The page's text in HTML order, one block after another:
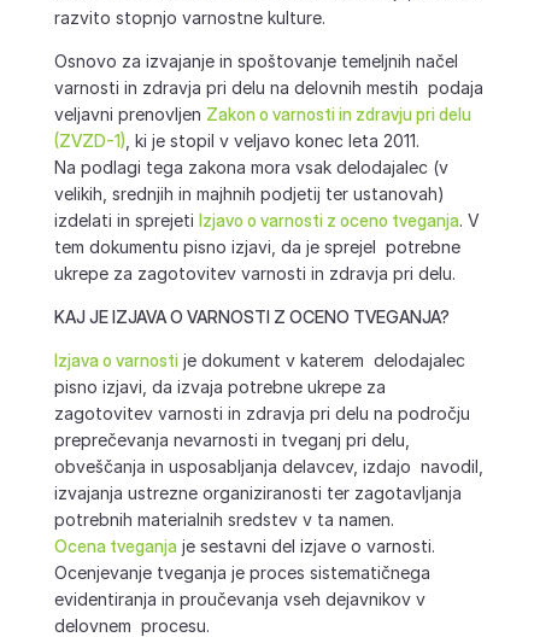
razvito stopnjo varnostne kulture.
Osnovo za izvajanje in spoštovanje temeljnih načel
varnosti in zdravja pri delu na delovnih mestih podaja
veljavni prenovljen Zakon o varnosti in zdravju pri delu
(ZVZD-1), ki je stopil v veljavo konec leta 2011.
Na podlagi tega zakona mora vsak delodajalec (v
velikih, srednjih in majhnih podjetij ter ustanovah)
izdelati in sprejeti Izjavo o varnosti z oceno tveganja. V
tem dokumentu pisno izjavi, da je sprejel potrebne
ukrepe za zagotovitev varnosti in zdravja pri delu.
KAJ JE IZJAVA O VARNOSTI Z OCENO TVEGANJA?
Izjava o varnostije dokument v katerem delodajalec
pisno izjavi, da izvaja potrebne ukrepe za
zagotovitev varnosti in zdravja pri delu na področju
preprečevanja nevarnosti in tveganj pri delu,
obveščanja in usposabljanja delavcev, izdajo navodil,
izvajanja ustrezne organiziranosti ter zagotavljanja
potrebnih materialnih sredstev v ta namen.
Ocena tveganjaje sestavni del izjave o varnosti.
Ocenjevanje tveganja je proces sistematičnega
evidentiranja in proučevanja vseh dejavnikov v
delovnem procesu.